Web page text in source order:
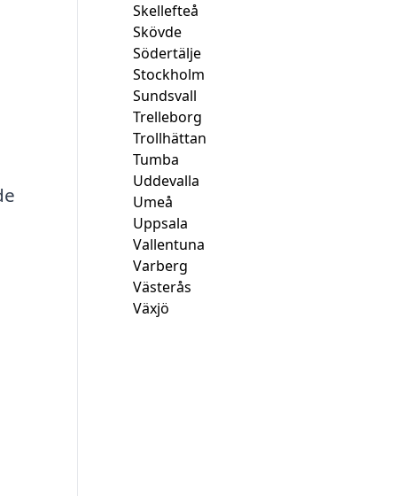
Skellefteå
Skövde
Södertälje
Stockholm
Sundsvall
Trelleborg
Trollhättan
Tumba
Uddevalla
Umeå
Uppsala
Vallentuna
Varberg
Västerås
Växjö